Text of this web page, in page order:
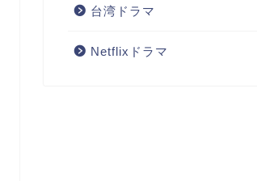
台湾ドラマ
Netflixドラマ